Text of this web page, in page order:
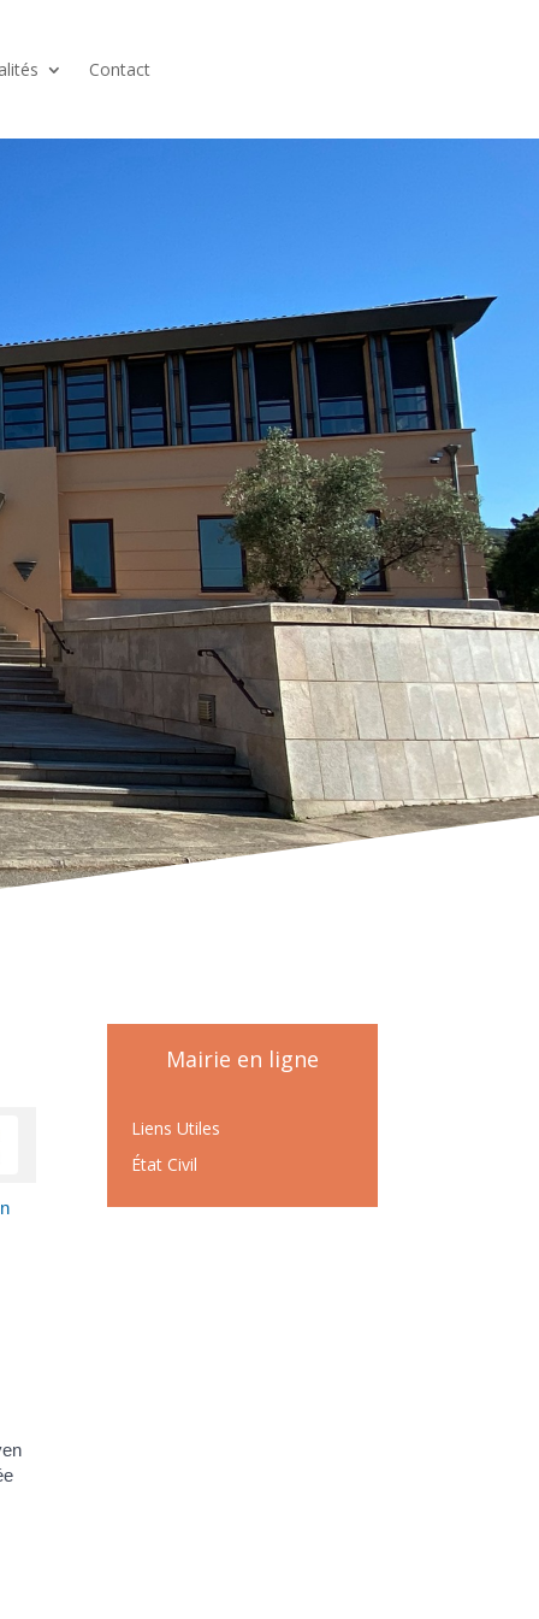
Contact
Mairie en ligne
Liens Utiles
État Civil